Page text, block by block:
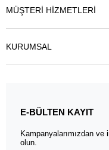
MÜŞTERİ HİZMETLERİ
KURUMSAL
E-BÜLTEN KAYIT
Kampanyalarımızdan
olun.